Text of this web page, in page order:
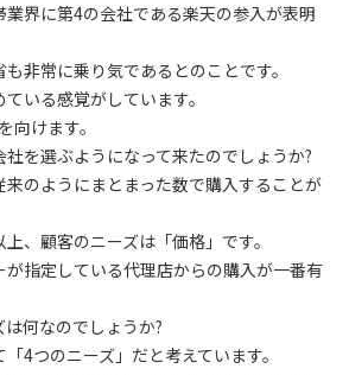
界に第4の会社である楽天の参入が表明
非常に乗り気であるとのことです。
いる感覚がしています。
向けます。
を選ぶようになって来たのでしょうか?
のようにまとまった数で購入することが
、顧客のニーズは「価格」です。
が指定している代理店からの購入が一番有
何なのでしょうか?
4つのニーズ」だと考えています。